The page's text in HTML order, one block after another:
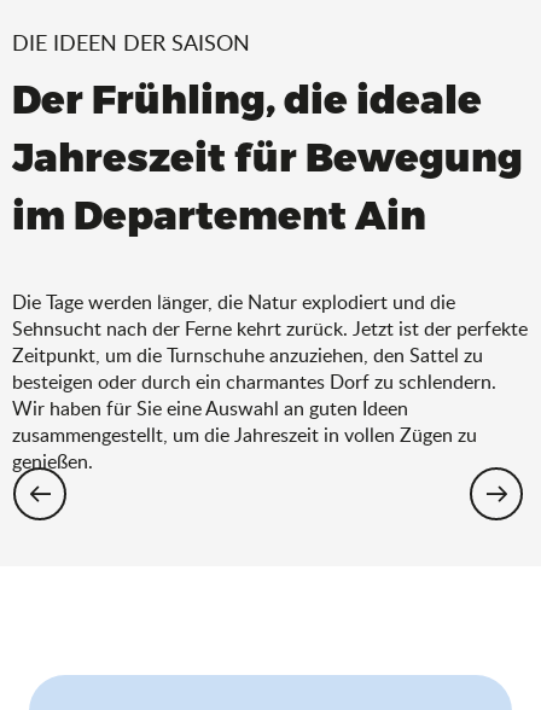
DIE IDEEN DER SAISON
Der Frühling, die ideale
Jahreszeit für Bewegung
im Departement Ain
Die Tage werden länger, die Natur explodiert und die
Sehnsucht nach der Ferne kehrt zurück. Jetzt ist der perfekte
Zeitpunkt, um die Turnschuhe anzuziehen, den Sattel zu
besteigen oder durch ein charmantes Dorf zu schlendern.
Wir haben für Sie eine Auswahl an guten Ideen
zusammengestellt, um die Jahreszeit in vollen Zügen zu
genießen.
Wandern: Die Auswahl für den Frühling